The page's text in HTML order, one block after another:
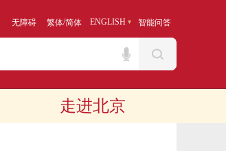
无障碍 繁体/简体 ENGLISH 智能问答
走进北京